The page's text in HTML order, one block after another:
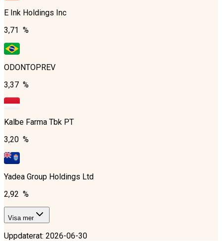
E Ink Holdings Inc
3,71 %
ODONTOPREV
3,37 %
Kalbe Farma Tbk PT
3,20 %
Yadea Group Holdings Ltd
2,92 %
Visa mer
Uppdaterat: 2026-06-30